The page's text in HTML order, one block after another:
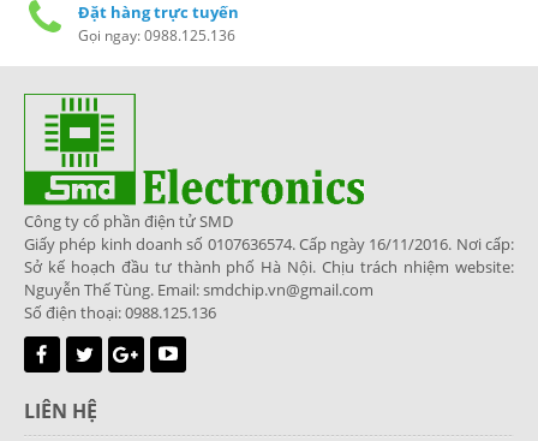
Đặt hàng trực tuyến
Gọi ngay: 0988.125.136
Công ty cổ phần điện tử SMD
Giấy phép kinh doanh số 0107636574. Cấp ngày 16/11/2016. Nơi cấp:
Sở kế hoạch đầu tư thành phố Hà Nội. Chịu trách nhiệm website:
Nguyễn Thế Tùng. Email: smdchip.vn@gmail.com
Số điện thoại: 0988.125.136
LIÊN HỆ